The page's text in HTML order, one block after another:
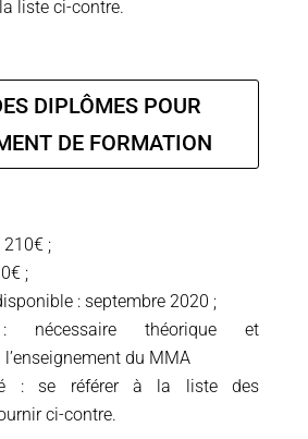
liste ci-contre.
DIPLÔMES POUR
DE FORMATION
210€ ;
;
: septembre 2020 ;
nécessaire théorique et
du MMA
: se référer à la liste des
ci-contre.